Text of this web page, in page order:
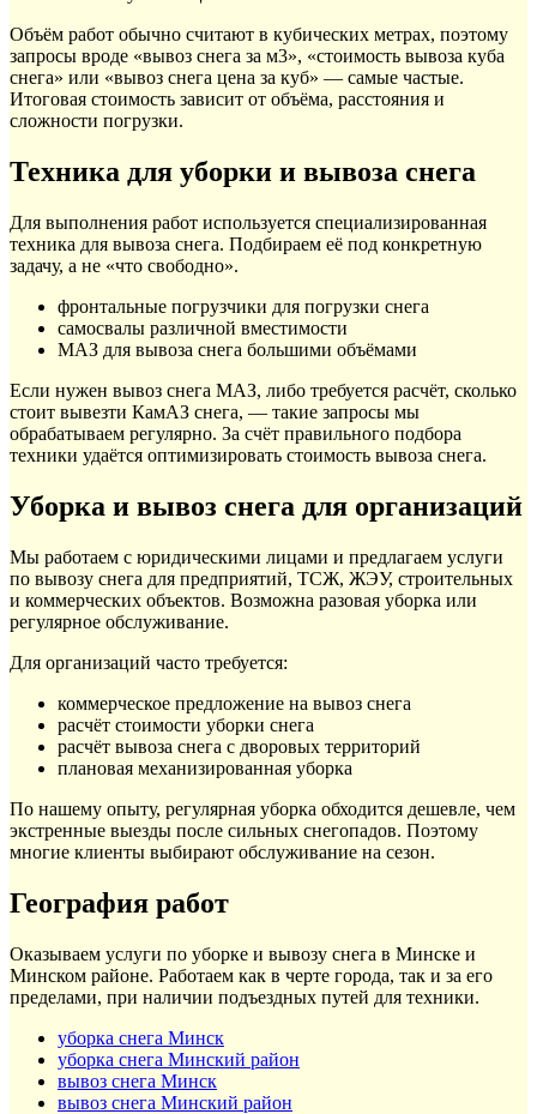
Объём работ обычно считают в кубических метрах, поэтому
запросы вроде «вывоз снега за м3», «стоимость вывоза куба
снега» или «вывоз снега цена за куб» — самые частые.
Итоговая стоимость зависит от объёма, расстояния и
сложности погрузки.
Техника для уборки и вывоза снега
Для выполнения работ используется специализированная
техника для вывоза снега. Подбираем её под конкретную
задачу, а не «что свободно».
фронтальные погрузчики для погрузки снега
самосвалы различной вместимости
МАЗ для вывоза снега большими объёмами
Если нужен вывоз снега МАЗ, либо требуется расчёт, сколько
стоит вывезти КамАЗ снега, — такие запросы мы
обрабатываем регулярно. За счёт правильного подбора
техники удаётся оптимизировать стоимость вывоза снега.
Уборка и вывоз снега для организаций
Мы работаем с юридическими лицами и предлагаем услуги
по вывозу снега для предприятий, ТСЖ, ЖЭУ, строительных
и коммерческих объектов. Возможна разовая уборка или
регулярное обслуживание.
Для организаций часто требуется:
коммерческое предложение на вывоз снега
расчёт стоимости уборки снега
расчёт вывоза снега с дворовых территорий
плановая механизированная уборка
По нашему опыту, регулярная уборка обходится дешевле, чем
экстренные выезды после сильных снегопадов. Поэтому
многие клиенты выбирают обслуживание на сезон.
География работ
Оказываем услуги по уборке и вывозу снега в Минске и
Минском районе. Работаем как в черте города, так и за его
пределами, при наличии подъездных путей для техники.
уборка снега Минск
уборка снега Минский район
вывоз снега Минск
вывоз снега Минский район